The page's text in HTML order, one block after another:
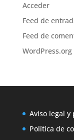
Acceder
Feed de
Feed de
WordPress.org
Aviso legal
Política de